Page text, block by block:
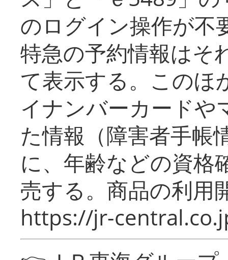
のログイン操作が不
特急の予約情報はそ
て表示する。このほ
イナンバーカードや
た情報（障害者手帳
に、年齢などの資格
売する。商品の利用
https://jr-